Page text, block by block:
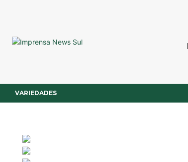
VARIEDADES